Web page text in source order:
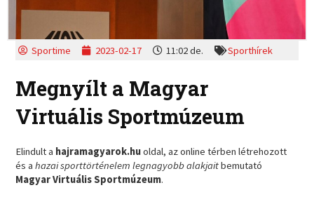
Sportime 2023-02-17 11:02 de. Sporthírek
Megnyílt a Magyar
Virtuális Sportmúzeum
Elindult a hajramagyarok.huoldal, az online térben létrehozott
és ahazai sporttörténelem legnagyobb alakjaitbemutató
Magyar Virtuális Sportmúzeum.